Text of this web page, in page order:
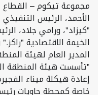
مجموعة تيكوم –
الأحمد، الرئيس
"كيزاد"، ورامي جلاد،
الخيمة الاقتصادية
المدير العام لهيئة
"تأسست هيئة المنطقة
إعادة هيكلة ميناء
خاصة كمحطة حاويات